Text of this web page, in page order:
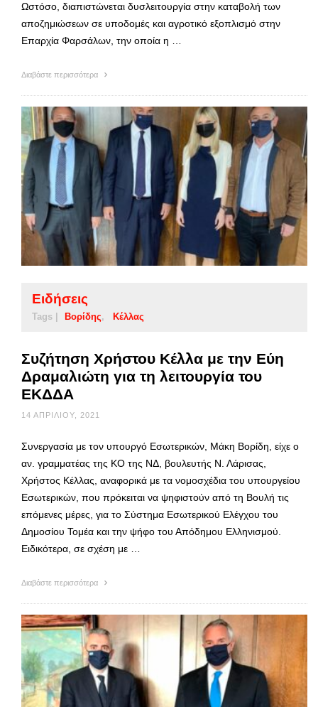
Ωστόσο, διαπιστώνεται δυσλειτουργία στην καταβολή των
αποζημιώσεων σε υποδομές και αγροτικό εξοπλισμό στην
Επαρχία Φαρσάλων, την οποία η …
Διαβάστε περισσότερα
Ειδήσεις
Tags | Βορίδης Κέλλας
Συζήτηση Χρήστου Κέλλα με την Εύη
Δραμαλιώτη για τη λειτουργία του
ΕΚΔΔΑ
14 ΑΠΡΙΛΊΟΥ, 2021
Συνεργασία με τον υπουργό Εσωτερικών, Μάκη Βορίδη, είχε ο
αν. γραμματέας της ΚΟ της ΝΔ, βουλευτής Ν. Λάρισας,
Χρήστος Κέλλας, αναφορικά με τα νομοσχέδια του υπουργείου
Εσωτερικών, που πρόκειται να ψηφιστούν από τη Βουλή τις
επόμενες μέρες, για το Σύστημα Εσωτερικού Ελέγχου του
Δημοσίου Τομέα και την ψήφο του Απόδημου Ελληνισμού.
Ειδικότερα, σε σχέση με …
Διαβάστε περισσότερα